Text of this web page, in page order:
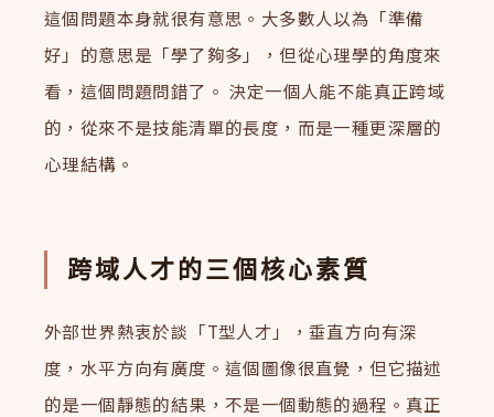
這個問題本身就很有意思。大多數人以為「準備
好」的意思是「學了夠多」，但從心理學的角度來
看，這個問題問錯了。 決定一個人能不能真正跨域
的，從來不是技能清單的長度，而是一種更深層的
心理結構。
跨域人才的三個核心素質
外部世界熱衷於談「T型人才」，垂直方向有深
度，水平方向有廣度。這個圖像很直覺，但它描述
的是一個靜態的結果，不是一個動態的過程。真正